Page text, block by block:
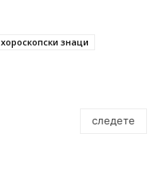
хороскопски знаци
следете